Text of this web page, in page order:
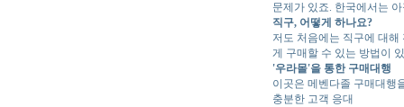
문제가 있죠. 한국에서는
직구, 어떻게 하나요?
저도 처음에는 직구에 대
게 구매할 수 있는 방법이
'우라몰'을 통한 구매대행
이곳은 메벤다졸 구매대행
충분한 고객 응대